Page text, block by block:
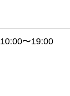
10:00〜19:00